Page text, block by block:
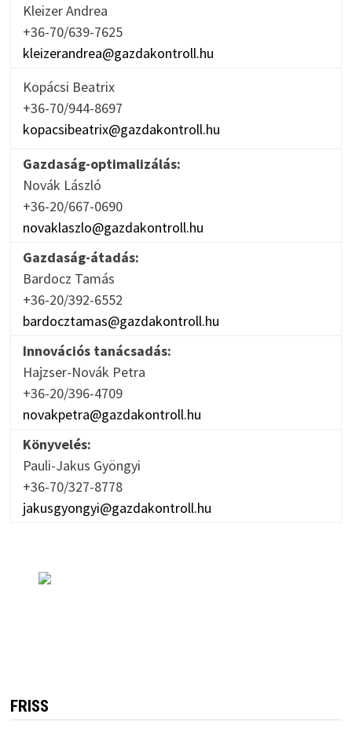
Kleizer Andrea
+36-70/639-7625
kleizerandrea@gazdakontroll.hu
Kopácsi Beatrix
+36-70/944-8697
kopacsibeatrix@gazdakontroll.hu
Gazdaság-optimalizálás:
Novák László
+36-20/667-0690
novaklaszlo@gazdakontroll.hu
Gazdaság-átadás:
Bardocz Tamás
+36-20/392-6552
bardocztamas@gazdakontroll.hu
Innovációs tanácsadás:
Hajzser-Novák Petra
+36-20/396-4709
novakpetra@gazdakontroll.hu
Könyvelés:
Pauli-Jakus Gyöngyi
+36-70/327-8778
jakusgyongyi@gazdakontroll.hu
FRISS